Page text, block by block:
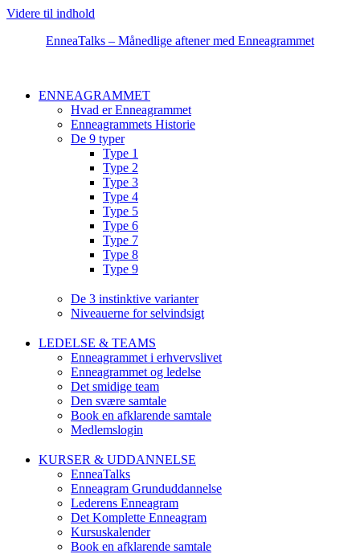
Videre til indhold
EnneaTalks – Månedlige aftener med Enneagrammet
ENNEAGRAMMET
Hvad er Enneagrammet
Enneagrammets Historie
De 9 typer
Type 1
Type 2
Type 3
Type 4
Type 5
Type 6
Type 7
Type 8
Type 9
De 3 instinktive varianter
Niveauerne for selvindsigt
LEDELSE & TEAMS
Enneagrammet i erhvervslivet
Enneagrammet og ledelse
Det smidige team
Den svære samtale
Book en afklarende samtale
Medlemslogin
KURSER & UDDANNELSE
EnneaTalks
Enneagram Grunduddannelse
Lederens Enneagram
Det Komplette Enneagram
Kursuskalender
Book en afklarende samtale